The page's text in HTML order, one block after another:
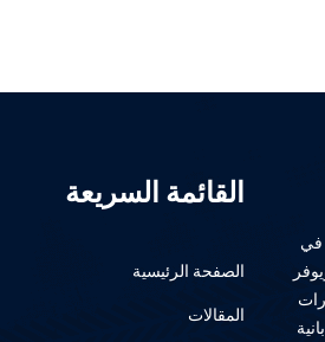
في
القائمة السريعة
الصفحة الرئيسية
المقالات